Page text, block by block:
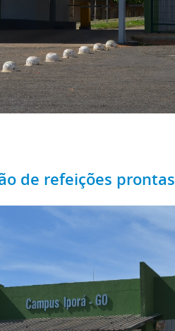
de refeições prontas